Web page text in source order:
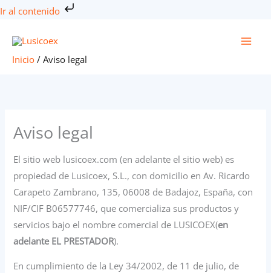
Ir al contenido
contenido
Inicio / Aviso legal
Aviso legal
El sitio web lusicoex.com (en adelante el sitio web) es
propiedad de Lusicoex, S.L., con domicilio en Av. Ricardo
Carapeto Zambrano, 135, 06008 de Badajoz, España, con
NIF/CIF B06577746, que comercializa sus productos y
servicios bajo el nombre comercial de LUSICOEX(en
adelante EL PRESTADOR).
En cumplimiento de la Ley 34/2002, de 11 de julio, de